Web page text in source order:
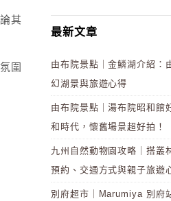
其
圍
最新文章
由布院景點｜金鱗湖介紹：
幻湖景與旅遊心得
由布院景點｜湯布院昭和館
和時代，懷舊場景超好拍！
九州自然動物園攻略｜搭叢
預約、交通方式與親子旅遊
別府超市｜Marumiya 別府